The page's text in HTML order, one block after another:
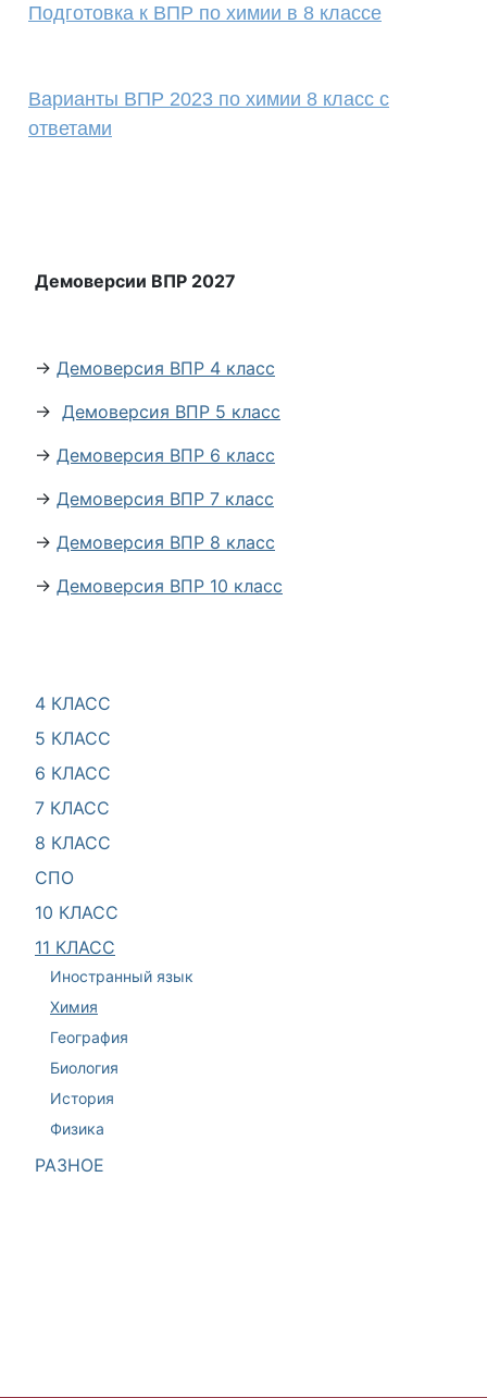
4 КЛАСС
5 КЛАСС
6 КЛАСС
7 КЛАСС
8 КЛАСС
СПО
10 КЛАСС
11 КЛАСС
Иностранный язык
Химия
География
Биология
История
Физика
РАЗНОЕ
Подготовка к ВПР по химии в 8 классе
Варианты ВПР 2023 по химии 8 класс с
ответами
Демоверсии ВПР 2027
→ Демоверсия ВПР 4 класс
→ Демоверсия ВПР 5 класс
→ Демоверсия ВПР 6 класс
→ Демоверсия ВПР 7 класс
→ Демоверсия ВПР 8 класс
→ Демоверсия ВПР 10 класс